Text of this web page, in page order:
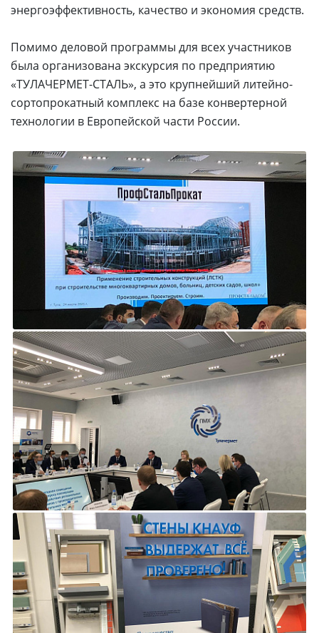
энергоэффективность, качество и экономия средств.
Помимо деловой программы для всех участников
была организована экскурсия по предприятию
«ТУЛАЧЕРМЕТ-СТАЛЬ», а это крупнейший литейно-
сортопрокатный комплекс на базе конвертерной
технологии в Европейской части России.